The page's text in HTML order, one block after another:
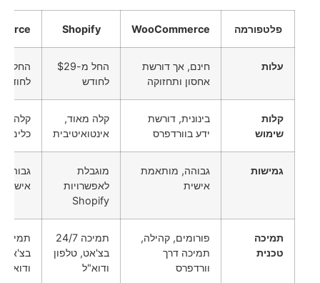
פלטפורמה WooCommerce
Shopify
עלות
חינם, אך דורשת
אחסון ותחזוקה
החל מ-$29
לחודש
לחודש
קלות
שימוש
בינונית, דורשת
ידע בוורדפרס
קלה מאוד,
אינטואיטיבית
קלה
כלים
גמישות
גבוהה, מותאמת
אישית
מוגבלת
לאפשרויות
Shopify
אישית
תמיכה
טכנית
פורומים, קהילה,
תמיכה דרך
וורדפרס
תמיכה 24/7
בצ'אט, טלפון
ודוא"ל
בצ'אט,
ודוא"ל